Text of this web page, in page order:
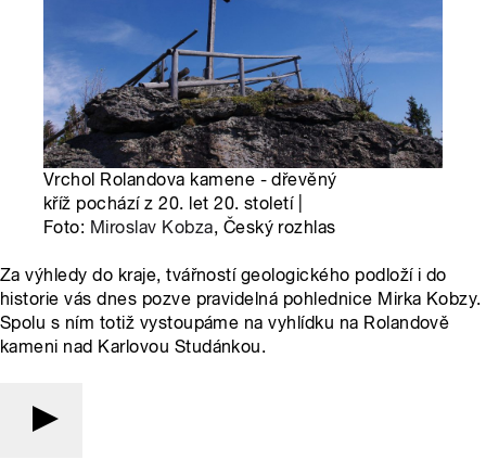
Vrchol Rolandova kamene - dřevěný
kříž pochází z 20. let 20. století |
Foto: Miroslav Kobza, Český rozhlas
Za výhledy do kraje, tvářností geologického podloží i do
historie vás dnes pozve pravidelná pohlednice Mirka Kobzy.
Spolu s ním totiž vystoupáme na vyhlídku na Rolandově
kameni nad Karlovou Studánkou.